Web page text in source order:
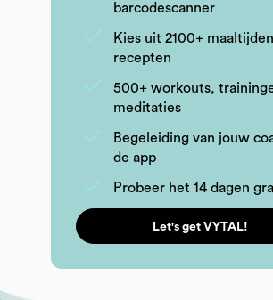
barcodescanner
Kies uit 2100+
recepten
500+ workouts,
meditaties
Begeleiding van jouw
de app
Probeer het 14 dagen
Let's get VYTAL!